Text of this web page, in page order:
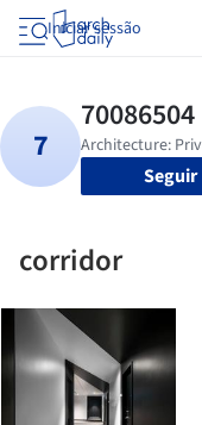
Iniciar sessão
Seguir
corridor